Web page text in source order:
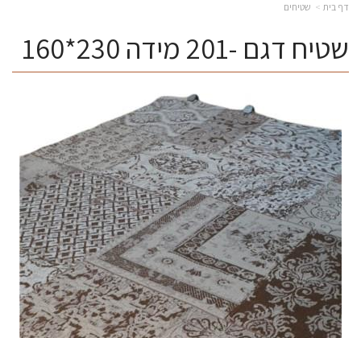
דף בית שטיחים
שטיח דגם -201 מידה 230*160